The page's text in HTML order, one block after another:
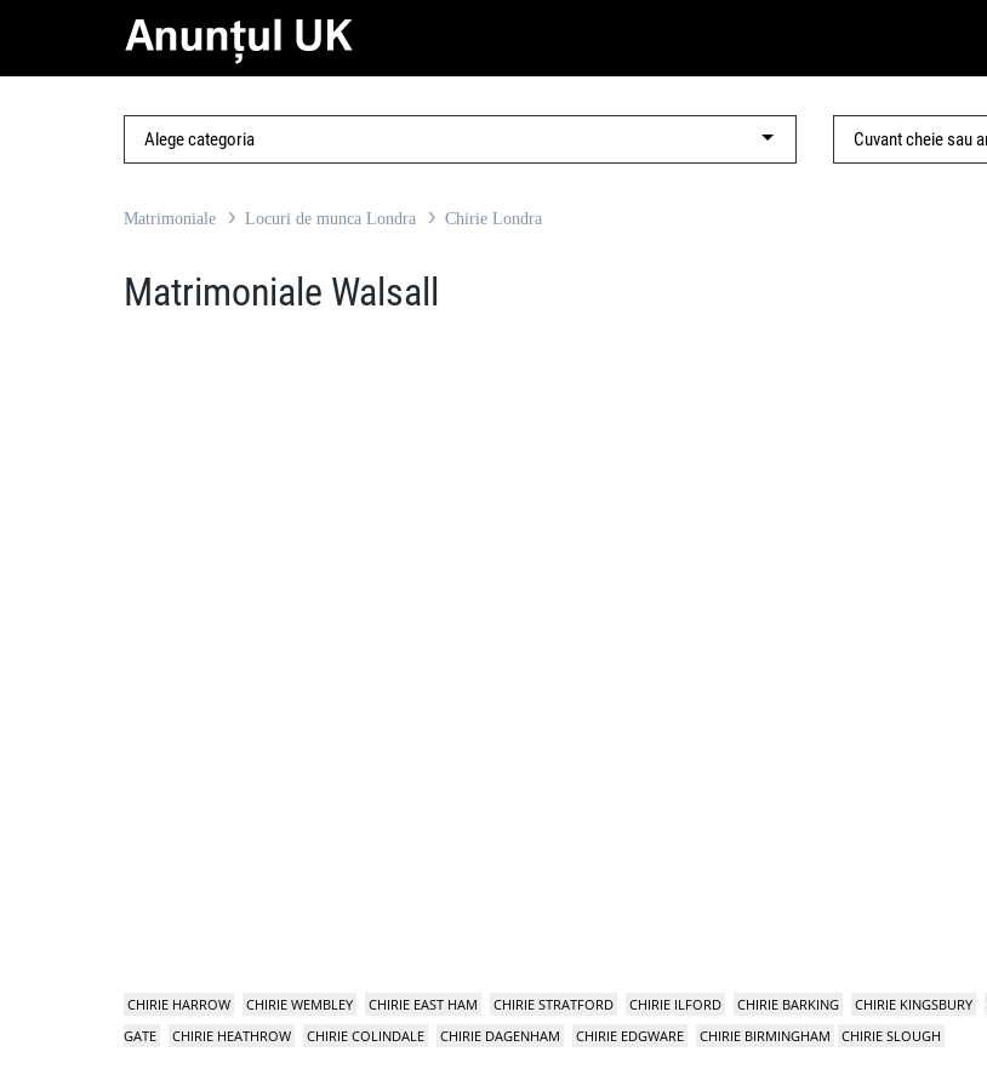
Matrimoniale Locuri de munca Londra Chirie Londra
Matrimoniale Walsall
CHIRIE HARROW CHIRIE WEMBLEY CHIRIE EAST HAM CHIRIE STRATFORD CHIRIE ILFORD CHIRIE BARKING CHIRIE KINGSBURY
GATE
CHIRIE HEATHROW CHIRIE COLINDALE CHIRIE DAGENHAM CHIRIE EDGWARE CHIRIE BIRMINGHAM CHIRIE SLOUGH